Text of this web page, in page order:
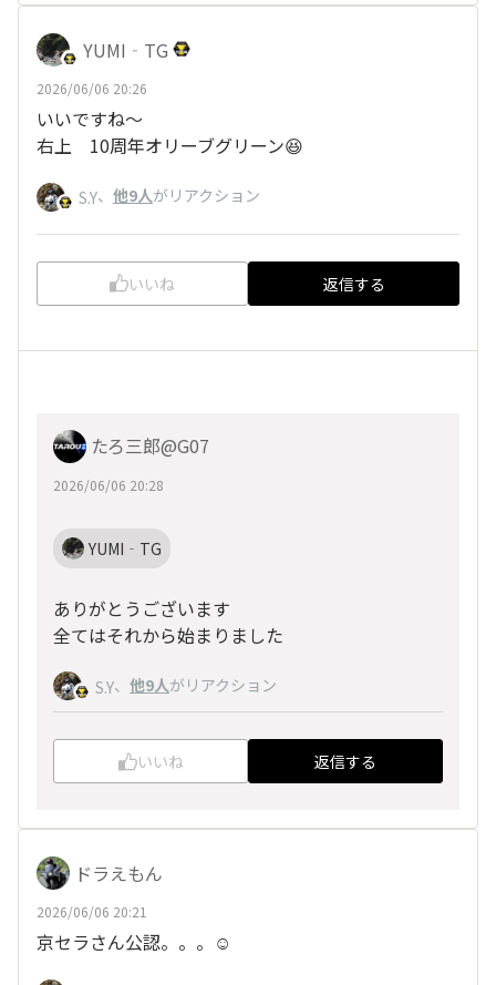
YUMI‐TG
2026/06/06 20:26
いいですね〜
右上 10周年オリーブグリーン😆
S.Y、 他9人がリアクション
いいね 返信する
たろ三郎@G07
2026/06/06 20:28
YUMI‐TG
ありがとうございます
全てはそれから始まりました
S.Y、 他9人がリアクション
いいね 返信する
ドラえもん
2026/06/06 20:21
京セラさん公認。。。☺️